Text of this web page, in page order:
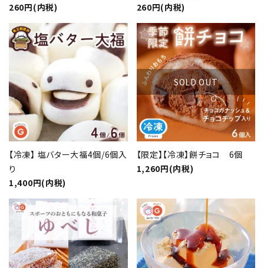
260円(内税)
260円(内税)
【冷凍】 塩バター大福4個/6個入
り
1,400円(内税)
SOLD OUT
【限定】【冷凍】餅チョコ 6個
1,260円(内税)
キーワード
カテゴリー